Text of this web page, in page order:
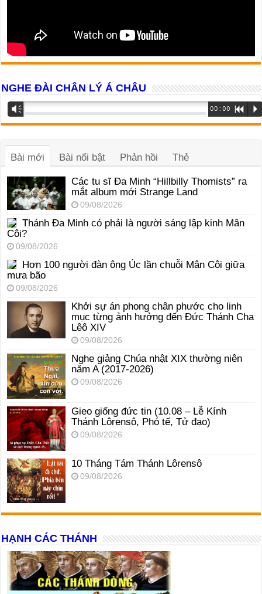
NGHE ĐÀI CHÂN LÝ Á CHÂU
Trình
phát
Vm 00:00 R P
Bài mới Bài nổi bật Phản hồi Thẻ
Các tu sĩ Đa Minh “Hillbilly Thomists” ra
mắt album mới Strange Land
09/08/2026
Thánh Đa Minh có phải là người sáng lập kinh Mân
Côi?
09/08/2026
Hơn 100 người đàn ông Úc lần chuỗi Mân Côi giữa
mưa bão
09/08/2026
Khởi sự án phong chân phước cho linh
mục từng ảnh hưởng đến Đức Thánh Cha
Lêô XIV
09/08/2026
Nghe giảng Chúa nhật XIX thường niên
năm A (2017-2026)
09/08/2026
Gieo giống đức tin (10.08 – Lễ Kính
Thánh Lôrensô, Phó tế, Tử đạo)
09/08/2026
10 Tháng Tám Thánh Lôrensô
09/08/2026
HẠNH CÁC THÁNH